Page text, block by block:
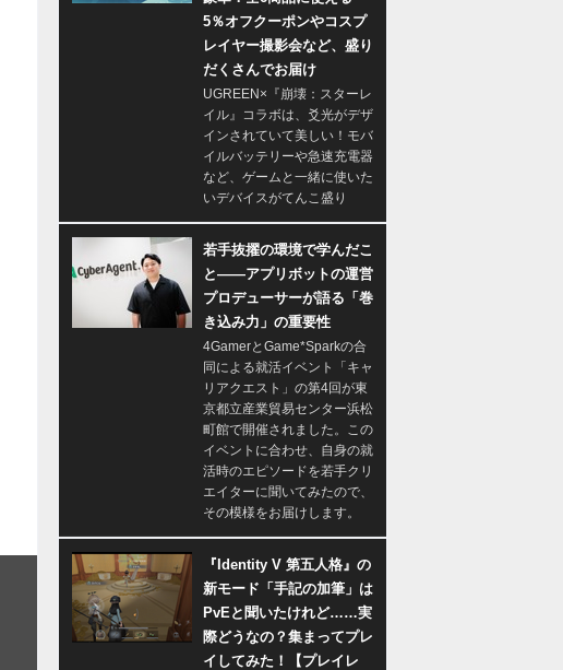
5％オフクーポンやコスプ
レイヤー撮影会など、盛り
だくさんでお届け
UGREEN×『崩壊：スターレ
イル』コラボは、爻光がデザ
インされていて美しい！モバ
イルバッテリーや急速充電器
など、ゲームと一緒に使いた
いデバイスがてんこ盛り
若手抜擢の環境で学んだこ
と――アプリボットの運営
プロデューサーが語る「巻
き込み力」の重要性
4GamerとGame*Sparkの合
同による就活イベント「キャ
リアクエスト」の第4回が東
京都立産業貿易センター浜松
町館で開催されました。この
イベントに合わせ、自身の就
活時のエピソードを若手クリ
エイターに聞いてみたので、
その模様をお届けします。
『Identity V 第五人格』の
新モード「手記の加筆」は
PvEと聞いたけれど……実
際どうなの？集まってプレ
イしてみた！【プレイレ